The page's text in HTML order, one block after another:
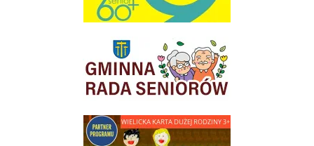
link do strony Gminnej Rady Seniorow - Wieliczka
link do strony - Wielicka Karta Dużej Rodziny